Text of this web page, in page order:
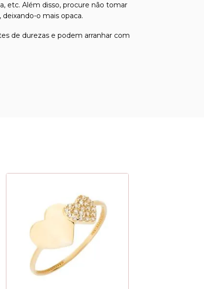
etc. Além disso, procure não tomar
o mais opaca.
de durezas e podem arranhar com